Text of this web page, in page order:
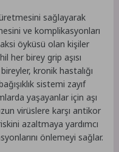
sağlayarak
ve komplikasyonları
öyküsü olan kişiler
her birey grip aşısı
kronik hastalığı
sistemi zayıf
yaşayanlar için aşı
virüslere karşı antikor
azaltmaya yardımcı
önlemeyi sağlar.